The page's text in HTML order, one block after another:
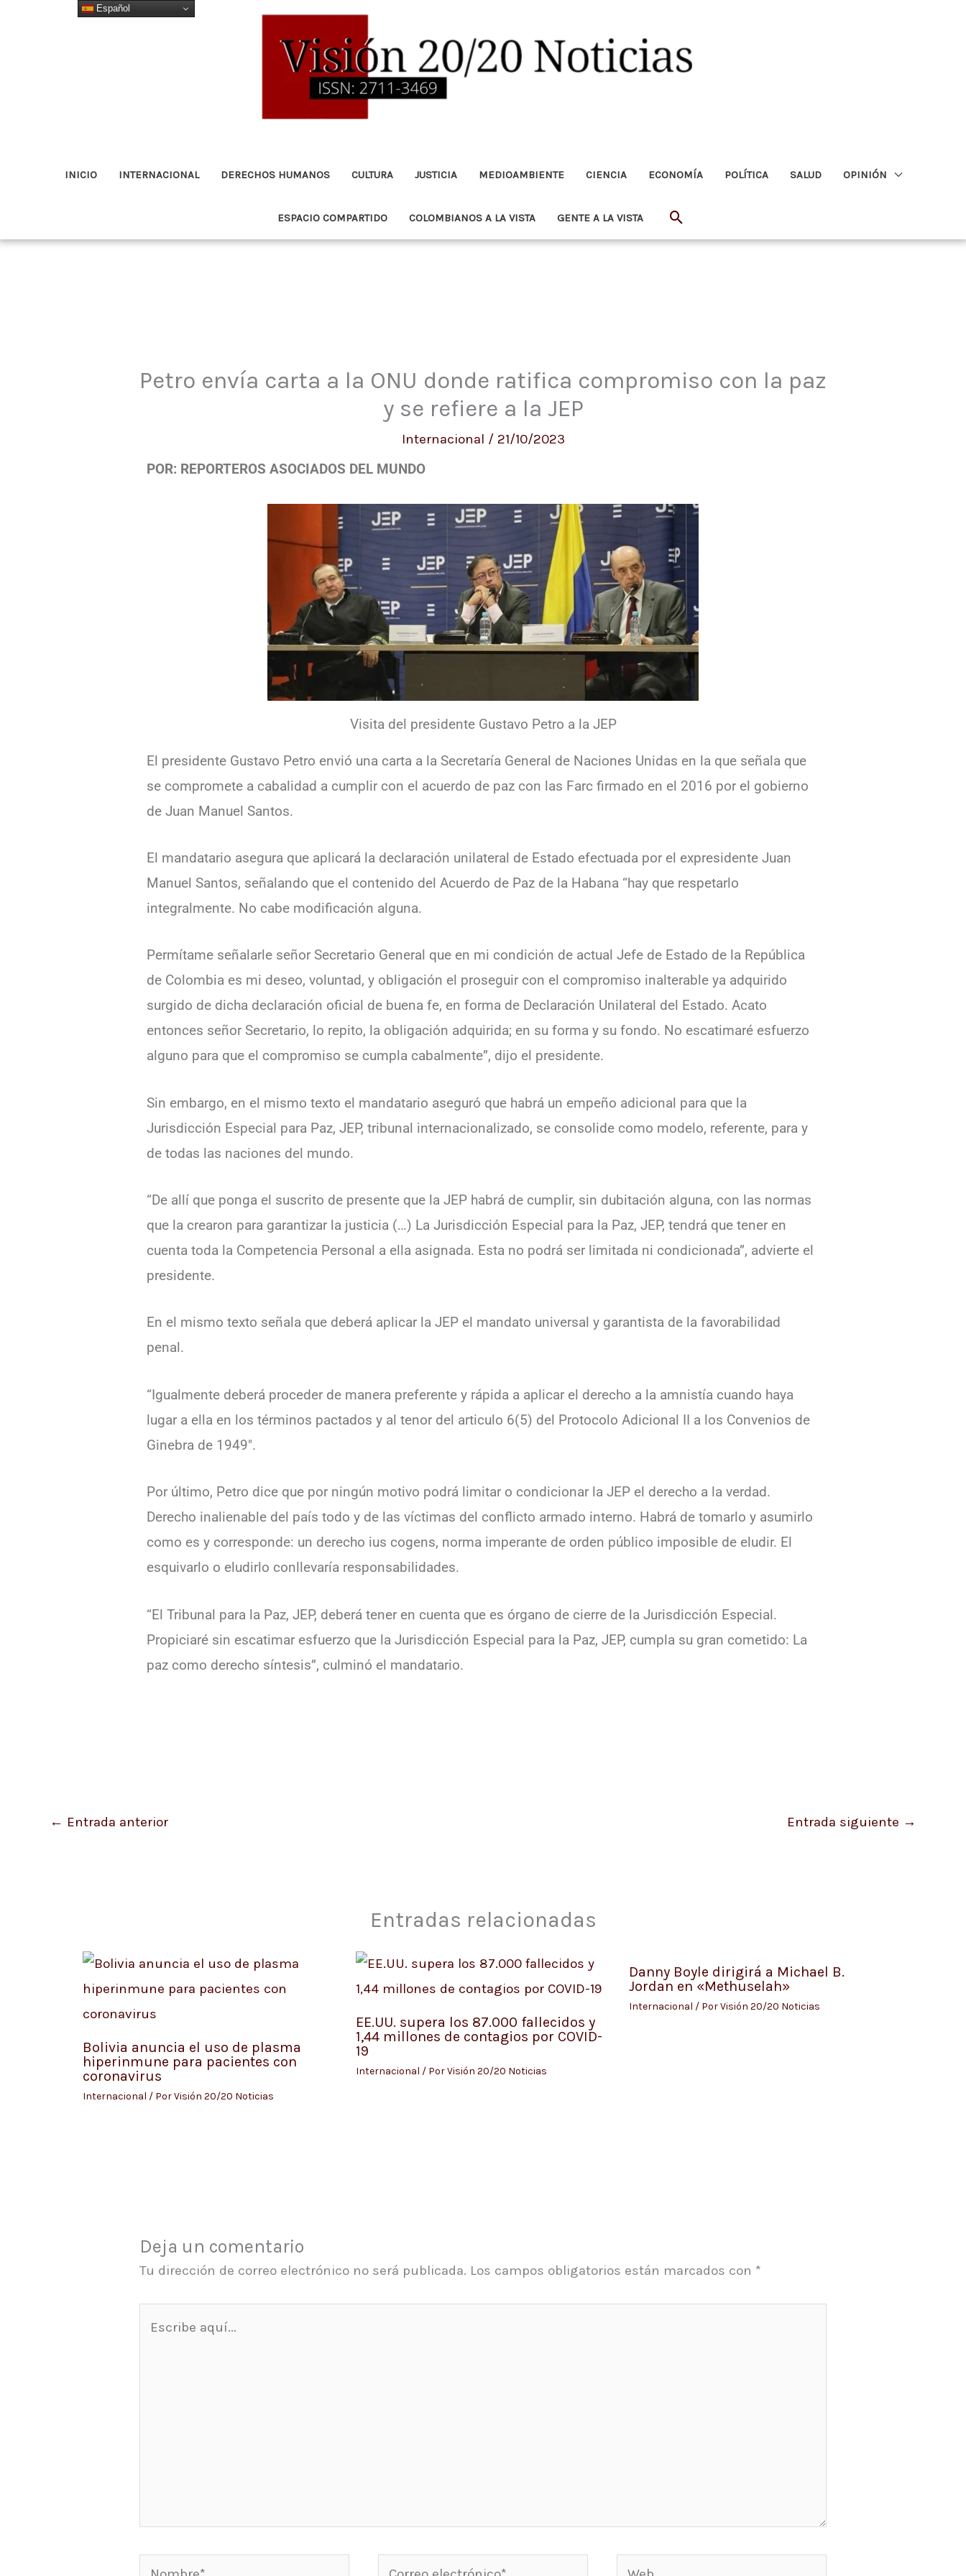
INICIO INTERNACIONAL DERECHOS HUMANOS CULTURA JUSTICIA MEDIOAMBIENTE CIENCIA ECONOMÍA POLÍTICA SALUD OPINIÓN
ESPACIO COMPARTIDO COLOMBIANOS A LA VISTA GENTE A LA VISTA Buscar
Petro envía carta a la ONU donde ratifica compromiso con la paz
y se refiere a la JEP
Internacional / 21/10/2023
POR: REPORTEROS ASOCIADOS DEL MUNDO
Visita del presidente Gustavo Petro a la JEP
El presidente Gustavo Petro envió una carta a la Secretaría General de Naciones Unidas en la que señala que
se compromete a cabalidad a cumplir con el acuerdo de paz con las Farc firmado en el 2016 por el gobierno
de Juan Manuel Santos.
El mandatario asegura que aplicará la declaración unilateral de Estado efectuada por el expresidente Juan
Manuel Santos, señalando que el contenido del Acuerdo de Paz de la Habana “hay que respetarlo
integralmente. No cabe modificación alguna.
Permítame señalarle señor Secretario General que en mi condición de actual Jefe de Estado de la República
de Colombia es mi deseo, voluntad, y obligación el proseguir con el compromiso inalterable ya adquirido
surgido de dicha declaración oficial de buena fe, en forma de Declaración Unilateral del Estado. Acato
entonces señor Secretario, lo repito, la obligación adquirida; en su forma y su fondo. No escatimaré esfuerzo
alguno para que el compromiso se cumpla cabalmente”, dijo el presidente.
Sin embargo, en el mismo texto el mandatario aseguró que habrá un empeño adicional para que la
Jurisdicción Especial para Paz, JEP, tribunal internacionalizado, se consolide como modelo, referente, para y
de todas las naciones del mundo.
“De allí que ponga el suscrito de presente que la JEP habrá de cumplir, sin dubitación alguna, con las normas
que la crearon para garantizar la justicia (…) La Jurisdicción Especial para la Paz, JEP, tendrá que tener en
cuenta toda la Competencia Personal a ella asignada. Esta no podrá ser limitada ni condicionada”, advierte el
presidente.
En el mismo texto señala que deberá aplicar la JEP el mandato universal y garantista de la favorabilidad
penal.
“Igualmente deberá proceder de manera preferente y rápida a aplicar el derecho a la amnistía cuando haya
lugar a ella en los términos pactados y al tenor del articulo 6(5) del Protocolo Adicional II a los Convenios de
Ginebra de 1949″.
Por último, Petro dice que por ningún motivo podrá limitar o condicionar la JEP el derecho a la verdad.
Derecho inalienable del país todo y de las víctimas del conflicto armado interno. Habrá de tomarlo y asumirlo
como es y corresponde: un derecho ius cogens, norma imperante de orden público imposible de eludir. El
esquivarlo o eludirlo conllevaría responsabilidades.
“El Tribunal para la Paz, JEP, deberá tener en cuenta que es órgano de cierre de la Jurisdicción Especial.
Propiciaré sin escatimar esfuerzo que la Jurisdicción Especial para la Paz, JEP, cumpla su gran cometido: La
paz como derecho síntesis”, culminó el mandatario.
← Entrada anterior Entrada siguiente →
Entradas relacionadas
Bolivia anuncia el uso de plasma
hiperinmune para pacientes con
coronavirus
Internacional / PorVisión 20/20 Noticias
EE.UU. supera los 87.000 fallecidos y
1,44 millones de contagios por COVID-
19
Internacional / PorVisión 20/20 Noticias
Danny Boyle dirigirá a Michael B.
Jordan en «Methuselah»
Internacional / PorVisión 20/20 Noticias
Deja un comentario
Tu dirección de correo electrónico no será publicada. Los campos obligatorios están marcados con *
Nombre* Correo Web
Español